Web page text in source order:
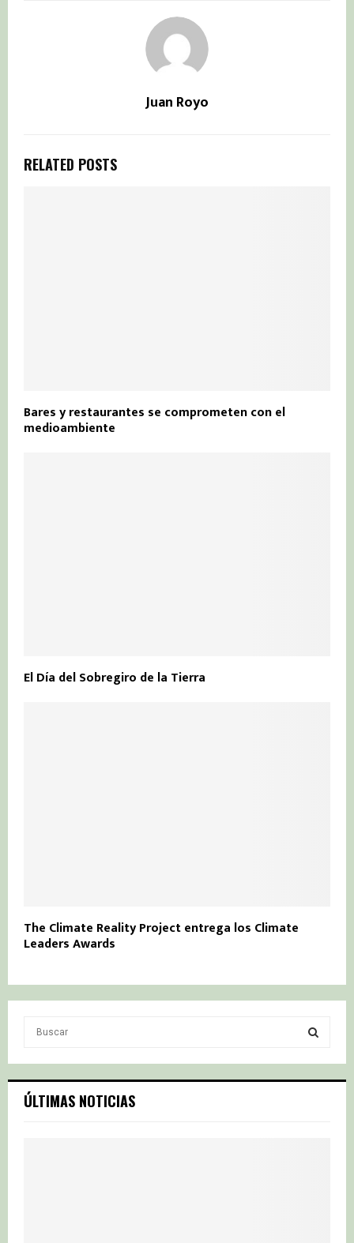
Juan Royo
RELATED POSTS
Bares y restaurantes se comprometen con el
medioambiente
El Día del Sobregiro de la Tierra
The Climate Reality Project entrega los Climate
Leaders Awards
c
h
S
ÚLTIMAS NOTICIAS